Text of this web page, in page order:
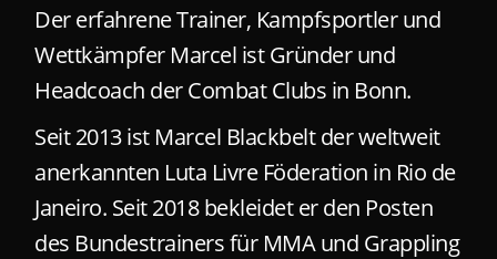
Der erfahrene Trainer, Kampfsportler und
Wettkämpfer Marcel ist Gründer und
Headcoach der Combat Clubs in Bonn.
Seit 2013 ist Marcel Blackbelt der weltweit
anerkannten Luta Livre Föderation in Rio de
Janeiro. Seit 2018 bekleidet er den Posten
des Bundestrainers für MMA und Grappling